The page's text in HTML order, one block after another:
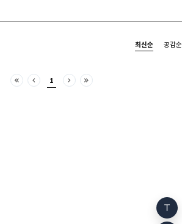
최신순 공감순
처음 이전 1 다음마지막